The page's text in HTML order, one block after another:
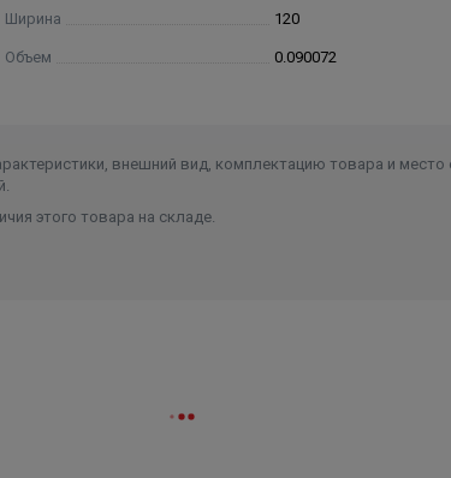
Ширина 120
Объем 0.090072
внешний вид, комплектацию товара и место
этого товара на складе.